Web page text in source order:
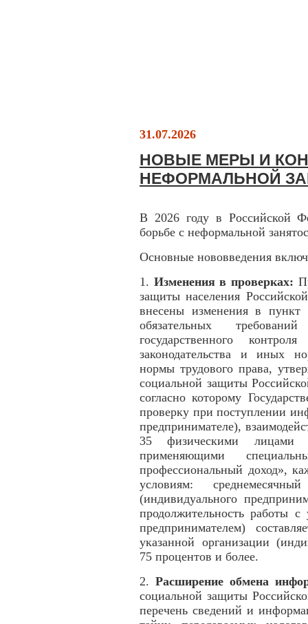
31.07.2026
НОВЫЕ МЕРЫ И
НЕФОРМАЛЬНОЙ
В 2026 году в Российской
борьбе с неформальной
Основные нововведения
1. Изменения в проверках:
защиты населения
внесены изменения в пункт
обязательных
государственного
законодательства и иных
нормы трудового права,
социальной защиты
согласно которому
проверку при поступлении
предпринимателе),
35 физическими лицами
применяющими
профессиональный доход»,
условиям:
(индивидуального
продолжительность работы
предпринимателем)
указанной организации
75 процентов и более.
2. Расширение обмена
социальной защиты
перечень сведений и